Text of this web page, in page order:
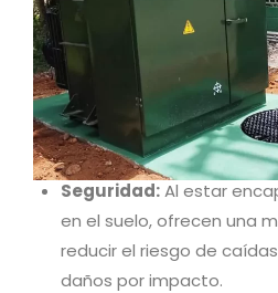
Seguridad:Al estar
en el suelo, ofrecen una
reducir el riesgo de
daños por impacto.